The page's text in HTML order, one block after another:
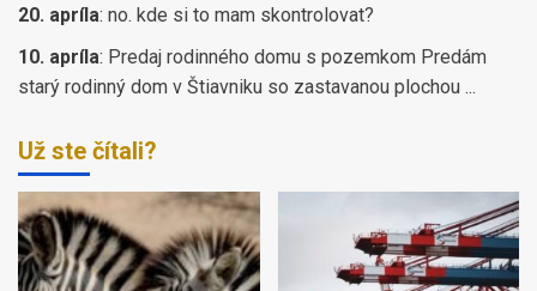
20. apríla: no. kde si to mam skontrolovat?
10. apríla: Predaj rodinného domu s pozemkom Predám
starý rodinný dom v Štiavniku so zastavanou plochou ...
Už ste čítali?